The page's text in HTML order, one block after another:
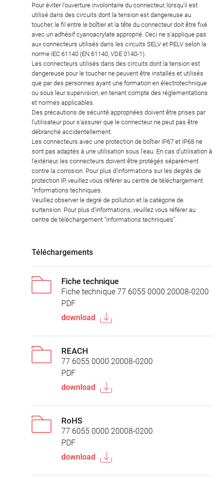
Pour éviter l'ouverture involontaire du connecteur, lorsqu'il est
utilisé dans des circuits dont la tension est dangereuse au
toucher, le fil entre le boîtier et la tête du connecteur doit être fixé
avec un adhésif cyanoacrylate approprié. Ceci ne s'applique pas
aux connecteurs utilisés dans les circuits SELV et PELV selon la
norme IEC 61140 (EN 61140, VDE 0140-1).
Les connecteurs utilisés dans des circuits dont la tension est
dangereuse pour le toucher ne peuvent être installés et utilisés
que par des personnes ayant une formation en électrotechnique
ou sous leur supervision, en tenant compte des réglementations
et normes applicables.
Des précautions de sécurité appropriées doivent être prises par
l'utilisateur pour s'assurer que le connecteur ne peut pas être
débranché accidentellement.
Les connecteurs avec une protection de boîtier IP67 et IP68 ne
sont pas adaptés à une utilisation sous l'eau. En cas d'utilisation à
l'extérieur, les connecteurs doivent être protégés séparément
contre la corrosion. Pour plus d'informations sur les degrés de
protection IP, veuillez vous référer au centre de téléchargement
"Informations techniques.
Veuillez observer le degré de pollution et la catégorie de
surtension. Pour plus d'informations, veuillez vous référer au
centre de téléchargement "Informations techniques".
Téléchargements
Fiche technique
Fiche technique 77 6055 0000 20008-0200
PDF
download
REACH
77 6055 0000 20008-0200
PDF
download
RoHS
77 6055 0000 20008-0200
PDF
download